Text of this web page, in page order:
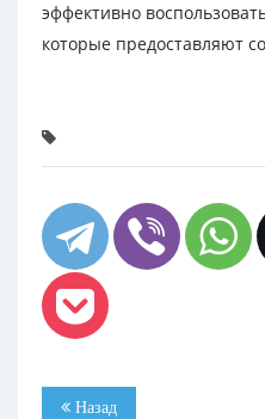
эффективно
которые предоставляют
Назад